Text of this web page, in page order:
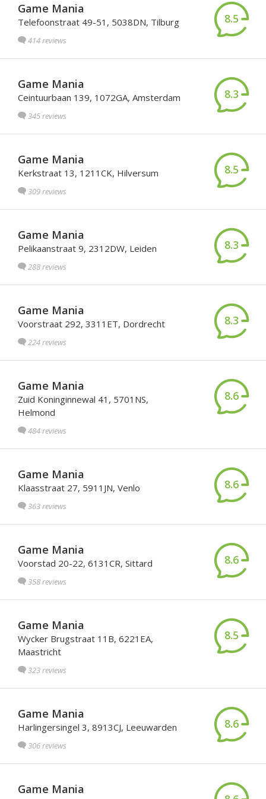
Game Mania
Telefoonstraat 49-51, 5038DN, Tilburg
414 reviews
8.5
Game Mania
Ceintuurbaan 139, 1072GA, Amsterdam
345 reviews
8.3
Game Mania
Kerkstraat 13, 1211CK, Hilversum
309 reviews
8.5
Game Mania
Pelikaanstraat 9, 2312DW, Leiden
288 reviews
8.3
Game Mania
Voorstraat 292, 3311ET, Dordrecht
224 reviews
8.3
Game Mania
Zuid Koninginnewal 41, 5701NS,
Helmond
484 reviews
8.6
Game Mania
Klaasstraat 27, 5911JN, Venlo
363 reviews
8.6
Game Mania
Voorstad 20-22, 6131CR, Sittard
358 reviews
8.6
Game Mania
Wycker Brugstraat 11B, 6221EA,
Maastricht
323 reviews
8.5
Game Mania
Harlingersingel 3, 8913CJ, Leeuwarden
306 reviews
8.6
Game Mania